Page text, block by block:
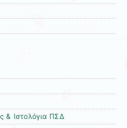
& Ιστολόγια ΠΣΔ